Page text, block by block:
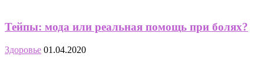
Тейпы: мода или реальная помощь при болях?
Здоровье 01.04.2020